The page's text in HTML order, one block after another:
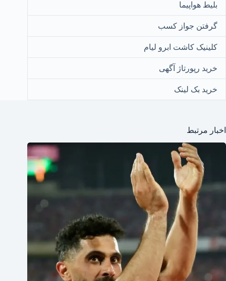
بلیط هواپیما
گرفتن جواز کسب
کلینیک کاشت ابرو لیام
خرید رپورتاژ آگهی
خرید بک لینک
اخبار مرتبط